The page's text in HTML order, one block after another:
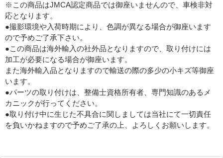
※この商品はJMCA認定商品では御座いませんので、車検非対
応となります。
●撮影環境や入荷時期により、色調が異なる場合が御座います
ので予めご了承下さい。
●この商品は海外輸入の社外品となりますので、取り付けには
加工が必要になる場合が御座います。
また海外輸入品となりますので輸送の際の多少の小キズ等御座
います。
●パーツの取り付けは、整備士資格所有者、専門知識のあるメ
カニックが行ってください。
●取り付け中に生じた不具合に関しましては当社にて一切責任
を負いかねますので予めご了承の上、よろしくお願いします。